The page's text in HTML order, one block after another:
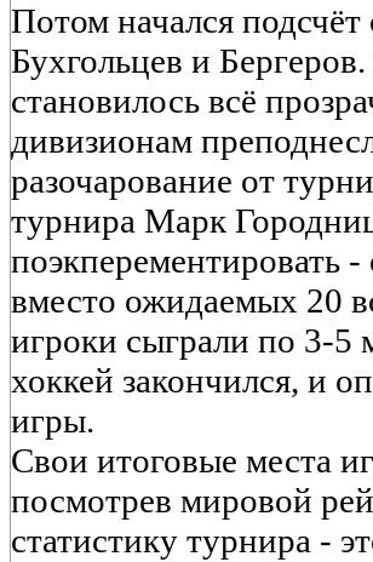
Потом начался
Бухгольцев и
становилось всё
дивизионам
разочарование от
турнира Марк
поэкперементировать -
вместо ожидаемых 20
игроки сыграли по 3-5
хоккей закончился, и
игры.
Свои итоговые места
посмотрев мировой
статистику турнира -